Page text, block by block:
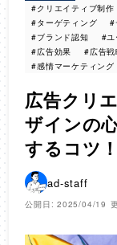
#クリエイティブ制作
#ターゲティング
#
#ブランド認知
#ユ
#広告効果
#広告戦
#感情マーケティング
広告クリ
ザインの
するコツ！
ad-staff
公開日: 2025/04/19